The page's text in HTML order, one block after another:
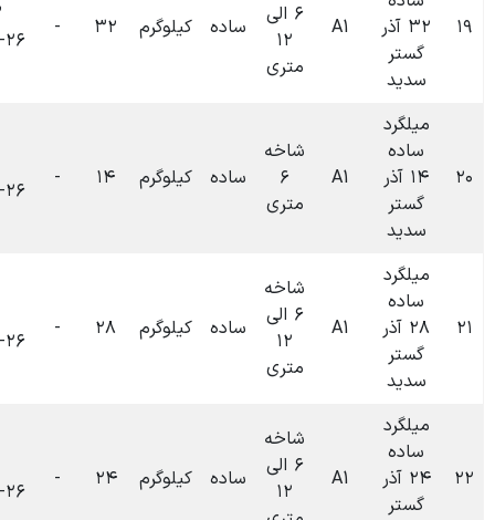
۶ الی
۱۲
ساده کیلوگرم ۳۲ -
۰۹:۲۳
۱۴۰۴-۰۶-۲۶
تومان
۶
ساده کیلوگرم ۱۴ -
۰۹:۲۱
۱۴۰۴-۰۶-۲۶
تومان
۶ الی
۱۲
ساده کیلوگرم ۲۸ -
۰۹:۲۰
۱۴۰۴-۰۶-۲۶
تومان
۶ الی
۱۲
ساده کیلوگرم ۲۴ -
۰۹:۱۵
۱۴۰۴-۰۶-۲۶
تومان